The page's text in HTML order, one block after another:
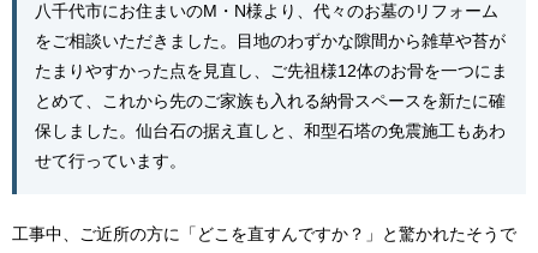
八千代市にお住まいのM・N様より、代々のお墓のリフォーム
をご相談いただきました。目地のわずかな隙間から雑草や苔が
たまりやすかった点を見直し、ご先祖様12体のお骨を一つにま
とめて、これから先のご家族も入れる納骨スペースを新たに確
保しました。仙台石の据え直しと、和型石塔の免震施工もあわ
せて行っています。
工事中、ご近所の方に「どこを直すんですか？」と驚かれたそうで